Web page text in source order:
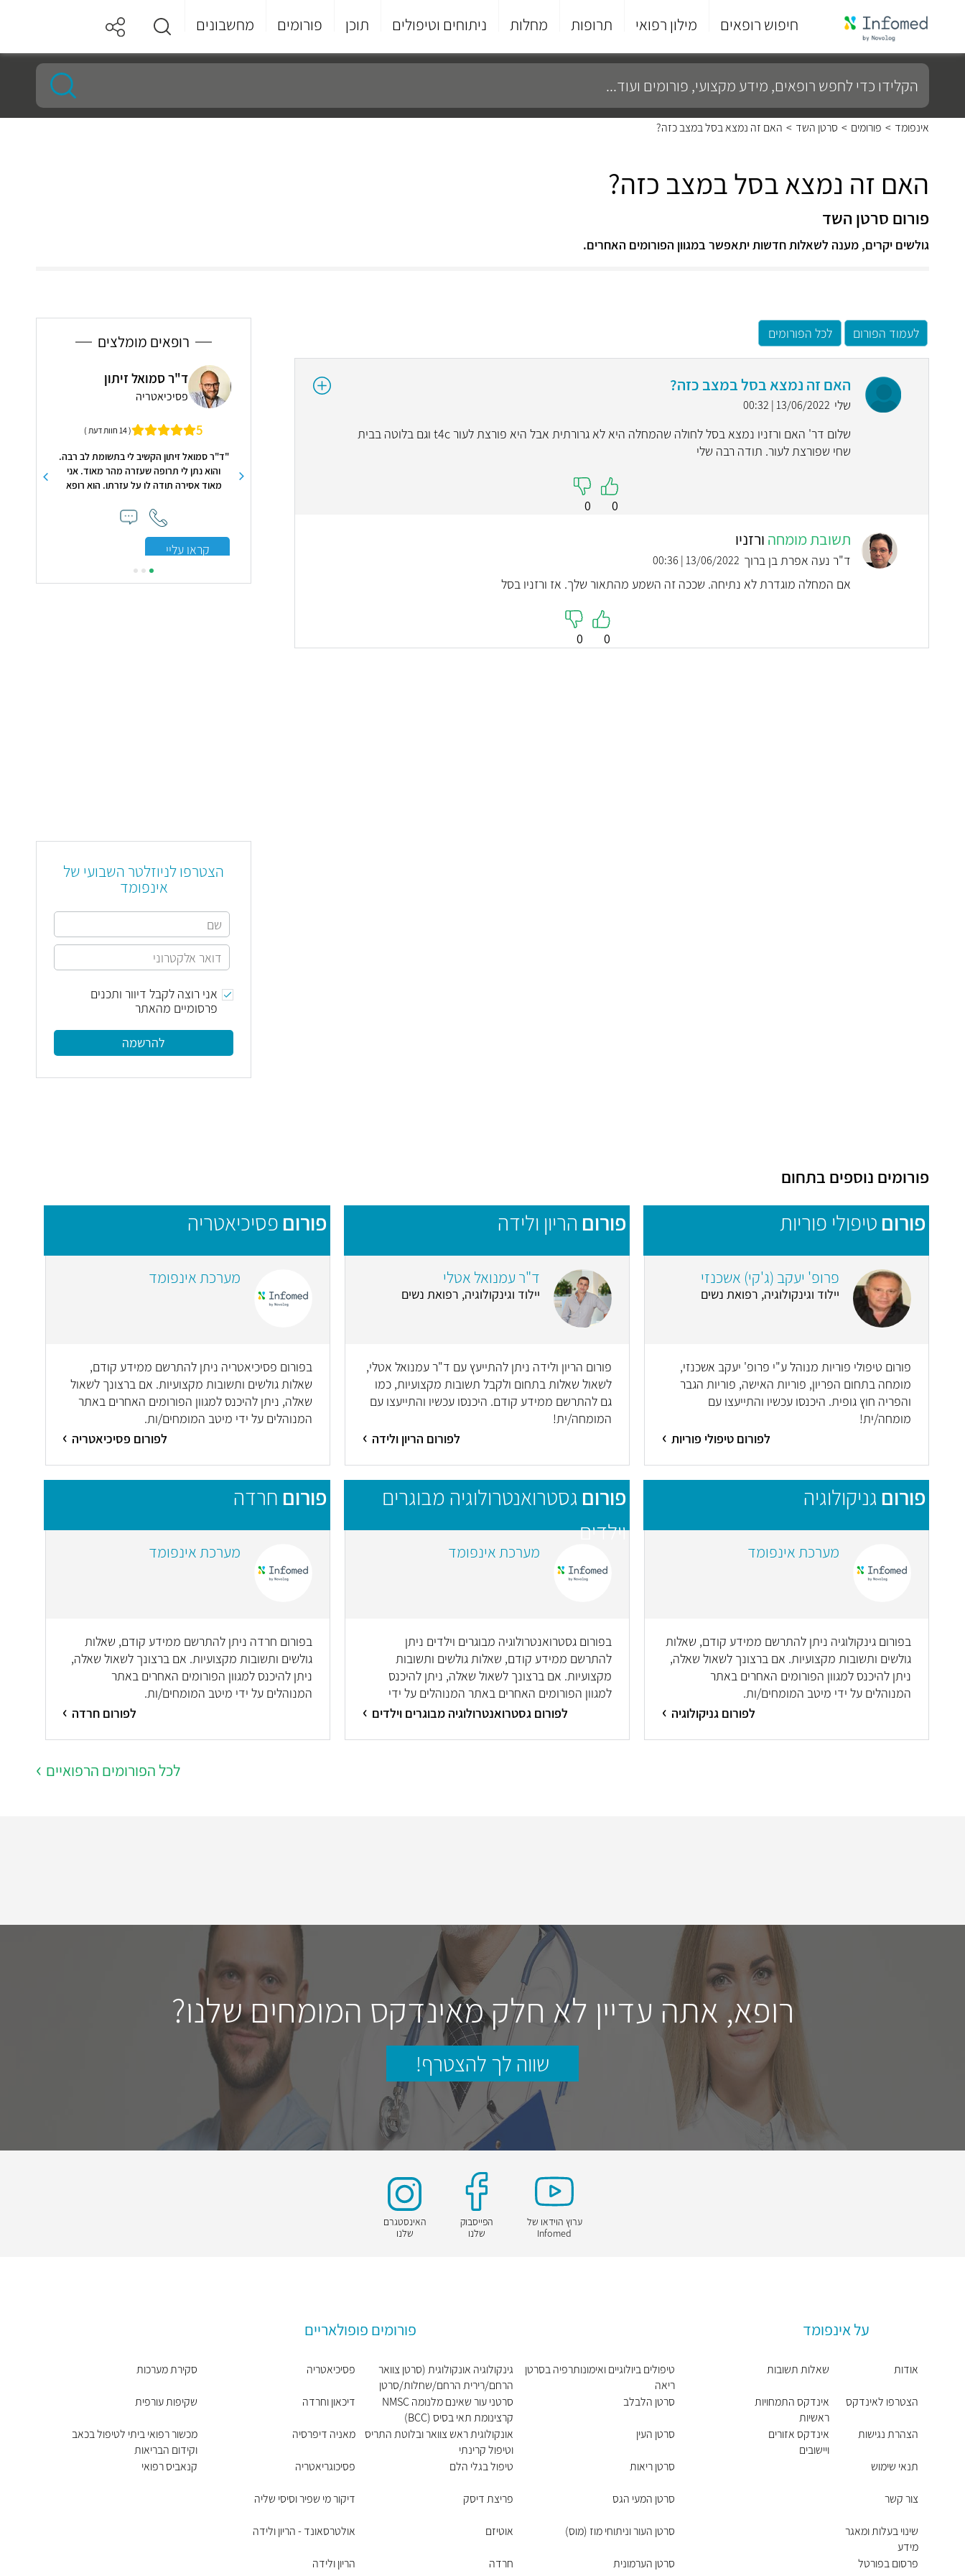
חיפוש רופאים מילון רפואי תרופות מחלות ניתוחים וטיפולים תוכן פורומים מחשבונים
סוף
התפריט
הקלידו
כדי
לחפש
רופאים,
מידע
מקצועי,
אינפומד > פורומים > סרטן השד > האם זה נמצא בסל במצב כזה?
האם זה נמצא בסל במצב כזה?
פורום סרטן השד
גולשים יקרים, מענה לשאלות חדשות יתאפשר במגוון הפורומים האחרים.
לעמוד הפורום לכל הפורומים
האם זה נמצא בסל במצב כזה?
שלי 13/06/2022 | 00:32
שלום דר' האם ורזניו נמצא בסל לחולה שהמחלה היא לא גרורתית אבל היא פורצת לעור t4c וגם בלוטה בבית
שחי שפורצת לעור. תודה רבה שלי
0
0
תשובת מומחה ורזניו
ד"ר נעה אפרת בן ברוך 13/06/2022 | 00:36
אם המחלה מוגדרת לא נתיחה. שככה זה השמע מהתאור שלך. אז ורזניו בסל
0
0
רופאים מומלצים
ד"ר אריה פלדמן
קרדין וסקולריות ומנהל מחלקה פנימית במרכז
ד"ר סמואל זיתון
פסיכיאטריה
5 ( 14 חוות דעת )
"ד"ר סמואל זיתון הקשיב לי בתשומת לב רבה.
והוא נתן לי תרופה שעזרה מהר מאוד. אני
מאוד אסירה תודה לו על עזרתו. הוא רופא
קראו עליי
הצטרפו לניוזלטר השבועי של
אינפומד
אני רוצה לקבל דיוור ותכנים
פרסומיים מהאתר
להרשמה
פורומים נוספים בתחום
פורום טיפולי פוריות
פרופ' יעקב (ג'קי) אשכנזי
יילוד וגינקולוגיה, רפואת נשים
פורום טיפולי פוריות מנוהל ע"י פרופ' יעקב אשכנזי,
מומחה בתחום הפריון, פוריות האישה, פוריות הגבר
והפריה חוץ גופית. היכנסו עכשיו והתייעצו עם
מומחה/ית!
לפורום טיפולי פוריות
פורום הריון ולידה
ד"ר עמנואל אטלי
יילוד וגינקולוגיה, רפואת נשים
פורום הריון ולידה ניתן להתייעץ עם ד"ר עמנואל אטלי,
לשאול שאלות בתחום ולקבל תשובות מקצועיות, כמו
גם להתרשם ממידע קודם. היכנסו עכשיו והתייעצו עם
המומחה/ית!
לפורום הריון ולידה
פורום פסיכיאטריה
מערכת אינפומד
בפורום פסיכיאטריה ניתן להתרשם ממידע קודם,
שאלות גולשים ותשובות מקצועיות. אם ברצונך לשאול
שאלה, ניתן להיכנס למגוון הפורומים האחרים באתר
המנוהלים על ידי מיטב המומחים/ות.
לפורום פסיכיאטריה
פורום גניקולוגיה
מערכת אינפומד
בפורום גינקולוגיה ניתן להתרשם ממידע קודם, שאלות
גולשים ותשובות מקצועיות. אם ברצונך לשאול שאלה,
ניתן להיכנס למגוון הפורומים האחרים באתר
המנוהלים על ידי מיטב המומחים/ות.
לפורום גניקולוגיה
פורום גסטרואנטרולוגיה מבוגרים
וילדים
מערכת אינפומד
בפורום גסטרואנטרולוגיה מבוגרים וילדים ניתן
להתרשם ממידע קודם, שאלות גולשים ותשובות
מקצועיות. אם ברצונך לשאול שאלה, ניתן להיכנס
למגוון הפורומים האחרים באתר המנוהלים על ידי
מיטב המומחים/ות.
לפורום גסטרואנטרולוגיה מבוגרים וילדים
פורום חרדה
מערכת אינפומד
בפורום חרדה ניתן להתרשם ממידע קודם, שאלות
גולשים ותשובות מקצועיות. אם ברצונך לשאול שאלה,
ניתן להיכנס למגוון הפורומים האחרים באתר
המנוהלים על ידי מיטב המומחים/ות.
לפורום חרדה
לכל הפורומים הרפואיים
רופא, אתה עדיין לא חלק מאינדקס המומחים שלנו?
שווה לך להצטרף!
ערוץ הוידאו של
Infomed
הפייסבוק
שלנו
האינסטגרם
שלנו
על אינפומד
אודות
הצטרפו לאינדקס
הצהרת נגישות
תנאי שימוש
צור קשר
שינוי בעלות ומאגר
מידע
פרסום בפורטל
שאלות תשובות
אינדקס התמחויות
ראשיות
אינדקס אזורים
ויישובים
פורומים פופולאריים
טיפולים ביולוגיים ואימונותרפיה בסרטן
ריאה
סרטן הלבלב
סרטן העין
סרטן ריאות
סרטן המעי הגס
סרטן העור וניתוחי מוז (מוס)
סרטן הערמונית
גינקולוגיה אונקולוגית (סרטן צוואר
הרחם/רירית הרחם/שחלות/סרטן
העריה)
סרטני עור שאינם מלנומה NMSC
קרצינומת תאי בסיס (BCC)
וקרצינומת תאי קשקש (SCC)
אונקולוגית ראש צוואר ובלוטת התריס
וטיפול קרינתי
טיפול בגלי הלם
פריצת דיסק
אוטיזם
חרדה
פסיכיאטריה
דיכאון וחרדה
מאניה דיפרסיה
פסיכוגריאטריה
דיקור מי שפיר וסיסי שליה
אולטרסאונד - הריון ולידה
הריון ולידה
סקירת מערכות
שקיפות עורפית
מכשור רפואי ביתי לטיפול בכאב
וקידום הבריאות
קנאביס רפואי